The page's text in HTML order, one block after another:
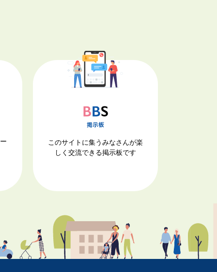
このサイトに集うみなさんが楽
しく交流できる掲示板です